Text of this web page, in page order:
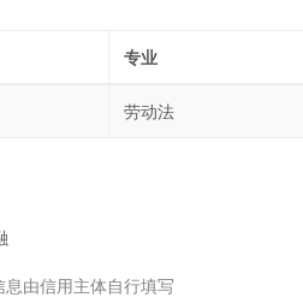
专业
劳动法
息由信用主体自行填写